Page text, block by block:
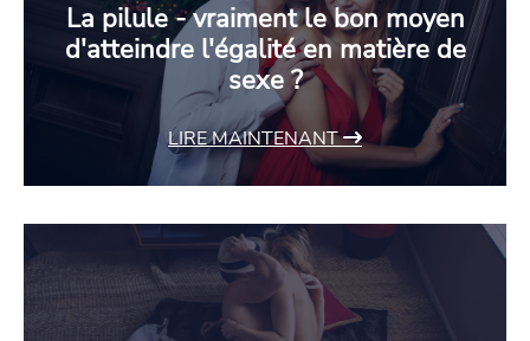
La pilule - vraiment le bon moyen
d'atteindre l'égalité en matière de
sexe ?
LIRE MAINTENANT